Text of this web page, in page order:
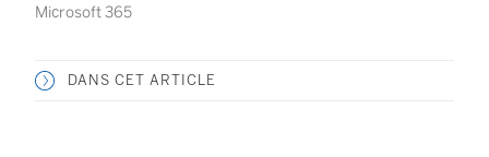
Microsoft 365
DANS CET ARTICLE